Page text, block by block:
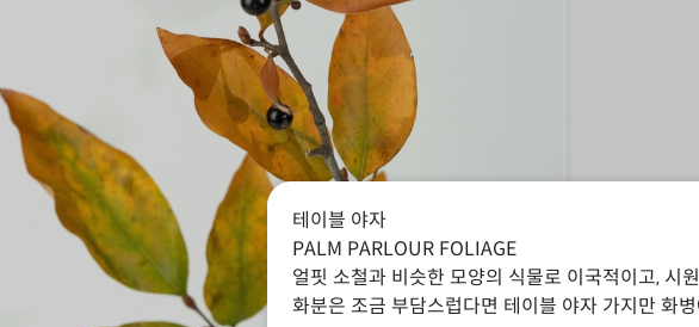
테이블 야자
PALM PARLOUR FOLIAGE
얼핏 소철과 비슷한 모양의 식물로 이국적이고, 시
화분은 조금 부담스럽다면 테이블 야자 가지만 화